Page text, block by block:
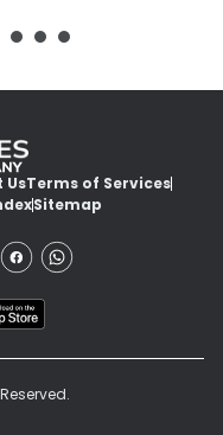
UsTerms of Services
Sitemap